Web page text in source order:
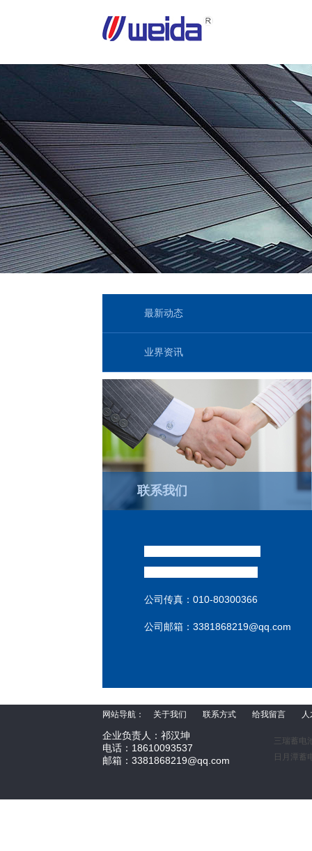
联系我们
公司传真： 010-80300366
公司邮箱： 3381868219@qq.com
最新动态
业界资讯
网站导航： 关于我们 联系方式 给我留言
三瑞蓄电
日月潭蓄
企业负责人：祁汉坤
电话：18610093537
邮箱：3381868219@qq.com